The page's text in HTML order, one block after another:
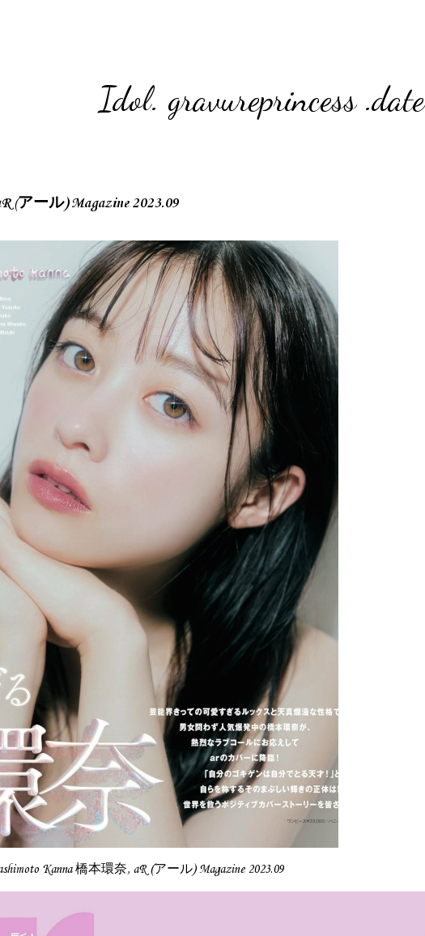
Idol. gravureprincess .date
(アール) Magazine 2023.09
Kanna 橋本環奈, aR (アール) Magazine 2023.09